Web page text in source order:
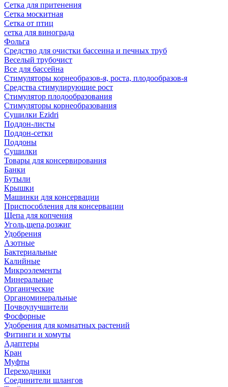
Сетка для притенения
Сетка москитная
Сетка от птиц
сетка для винограда
Фольга
Средство для очистки бассеина и печных труб
Веселый трубочист
Все для бассейна
Стимуляторы корнеобразов-я, роста, плодообразов-я
Средства стимулирующие рост
Стимулятор плодообразования
Стимуляторы корнеобразования
Сушилки Ezidri
Поддон-листы
Поддон-сетки
Поддоны
Сушилки
Товары для консервирования
Банки
Бутыли
Крышки
Машинки для консервации
Приспособления для консервации
Щепа для копчения
Уголь,щепа,розжиг
Удобрения
Азотные
Бактериальные
Калийные
Микроэлементы
Минеральные
Органические
Органоминеральные
Почвоулучшители
Фосфорные
Удобрения для комнатных растений
Фитинги и хомуты
Адаптеры
Кран
Муфты
Переходники
Соединители шлангов